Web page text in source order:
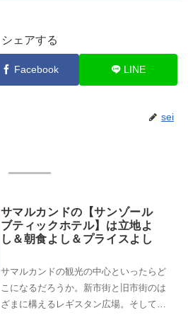
シェアする
Facebook LINE
sei
サマルカンドの【サンゾール
ブティックホテル】は立地よ
し＆朝食よし＆プライスよし
サマルカンドの観光の中心といったらど
こになるだろうか。新市街と旧市街のは
ざまに構えるレギスタン広場。そして、